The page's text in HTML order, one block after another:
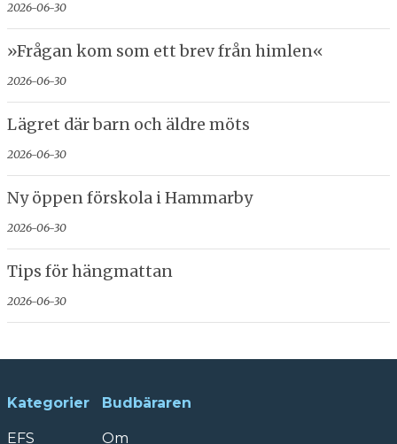
2026-06-30
»Frågan kom som ett brev från himlen«
2026-06-30
Lägret där barn och äldre möts
2026-06-30
Ny öppen förskola i Hammarby
2026-06-30
Tips för hängmattan
2026-06-30
Kategorier
EFS
Budbäraren
Om